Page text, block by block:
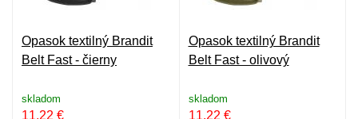
Opasok textilný Brandit
Belt Fast - čierny
skladom
11,22 €
Opasok textilný Brandit
Belt Fast - olivový
skladom
11,22 €